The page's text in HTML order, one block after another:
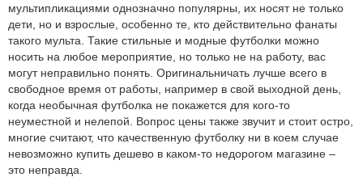
мультипликациями однозначно популярны, их носят не только
дети, но и взрослые, особенно те, кто действительно фанаты
такого мульта. Такие стильные и модные футболки можно
носить на любое мероприятие, но только не на работу, вас
могут неправильно понять. Оригинальничать лучше всего в
свободное время от работы, например в свой выходной день,
когда необычная футболка не покажется для кого-то
неуместной и нелепой. Вопрос цены также звучит и стоит остро,
многие считают, что качественную футболку ни в коем случае
невозможно купить дешево в каком-то недорогом магазине –
это неправда.